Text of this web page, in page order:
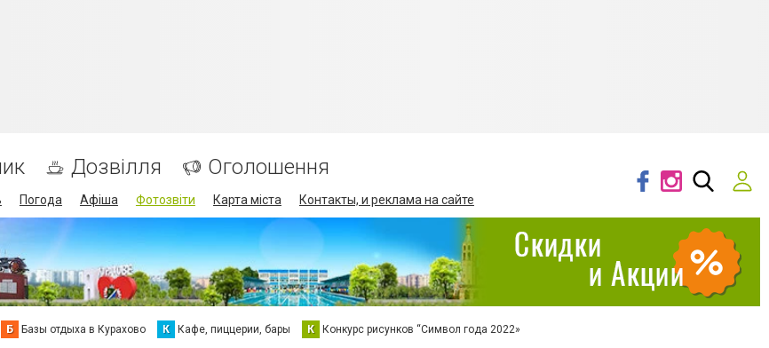
Дозвілля Оголошення
Погода Афіша Фотозвіти Карта міста Контакты, и реклама на сайте
Б Базы отдыха в Курахово К Кафе, пиццерии, бары К Конкурс рисунков “Символ года 2022»